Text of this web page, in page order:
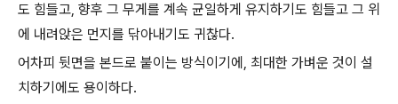
도 힘들고, 향후 그 무게를 계속 균일하게 유지하기도 힘들고 그 위
에 내려앉은 먼지를 닦아내기도 귀찮다.
어차피 뒷면을 본드로 붙이는 방식이기에, 최대한 가벼운 것이 설
치하기에도 용이하다.